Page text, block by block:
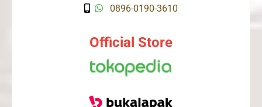
0896-0190-3610
Official Store